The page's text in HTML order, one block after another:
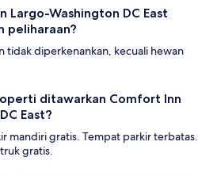
Largo-Washington DC East
peliharaan?
tidak diperkenankan, kecuali hewan
ditawarkan Comfort Inn
East?
mandiri gratis. Tempat parkir terbatas.
gratis.